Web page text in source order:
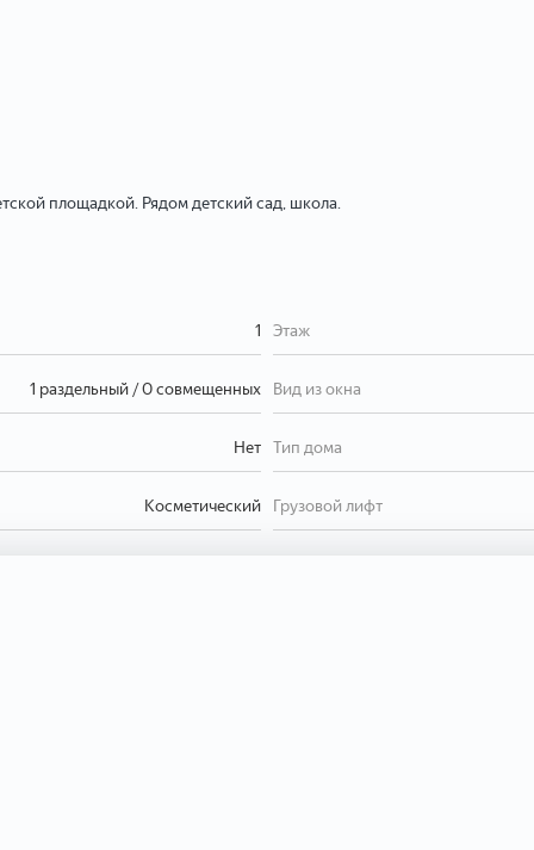
площадкой. Рядом детский сад, школа.
1 Этаж
1 раздельный / 0 совмещенных Вид из окна
Нет Тип дома
Косметический Грузовой лифт